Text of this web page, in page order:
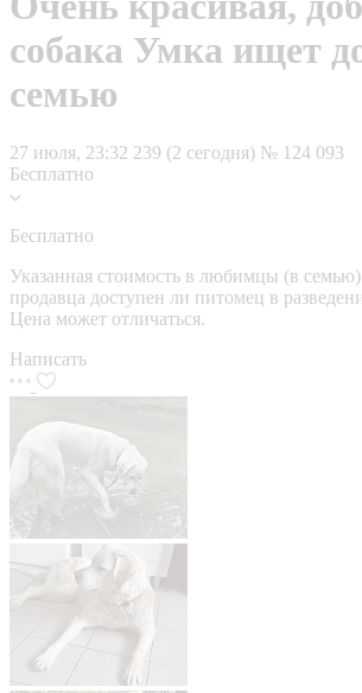
собака Умка ищет
семью
27 июля, 23:32 239 (2 сегодня) № 124 093
Бесплатно
Бесплатно
Указанная стоимость в любимцы (в
продавца доступен ли питомец в
Цена может отличаться.
Написать